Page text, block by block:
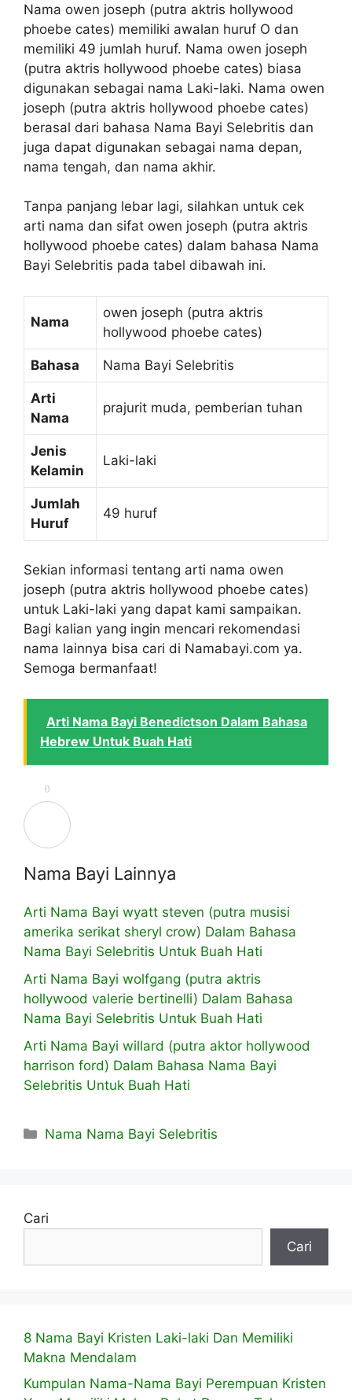
Nama owen joseph (putra aktris hollywood
phoebe cates) memiliki awalan huruf O dan
memiliki 49 jumlah huruf. Nama owen joseph
(putra aktris hollywood phoebe cates) biasa
digunakan sebagai nama Laki-laki. Nama owen
joseph (putra aktris hollywood phoebe cates)
berasal dari bahasa Nama Bayi Selebritis dan
juga dapat digunakan sebagai nama depan,
nama tengah, dan nama akhir.
Tanpa panjang lebar lagi, silahkan untuk cek
arti nama dan sifat owen joseph (putra aktris
hollywood phoebe cates) dalam bahasa Nama
Bayi Selebritis pada tabel dibawah ini.
Nama
owen joseph (putra aktris
hollywood phoebe cates)
Bahasa Nama Bayi Selebritis
Arti
Nama
prajurit muda, pemberian tuhan
Jenis
Kelamin
Laki-laki
Jumlah
Huruf
49 huruf
Sekian informasi tentang arti nama owen
joseph (putra aktris hollywood phoebe cates)
untuk Laki-laki yang dapat kami sampaikan.
Bagi kalian yang ingin mencari rekomendasi
nama lainnya bisa cari di Namabayi.com ya.
Semoga bermanfaat!
Arti Nama Bayi Benedictson Dalam Bahasa
Hebrew Untuk Buah Hati
0
Nama Bayi Lainnya
Arti Nama Bayi wyatt steven (putra musisi
amerika serikat sheryl crow) Dalam Bahasa
Nama Bayi Selebritis Untuk Buah Hati
Arti Nama Bayi wolfgang (putra aktris
hollywood valerie bertinelli) Dalam Bahasa
Nama Bayi Selebritis Untuk Buah Hati
Arti Nama Bayi willard (putra aktor hollywood
harrison ford) Dalam Bahasa Nama Bayi
Selebritis Untuk Buah Hati
Kategori
Nama Nama Bayi Selebritis
Cari
Cari
8 Nama Bayi Kristen Laki-laki Dan Memiliki
Makna Mendalam
Kumpulan Nama-Nama Bayi Perempuan Kristen